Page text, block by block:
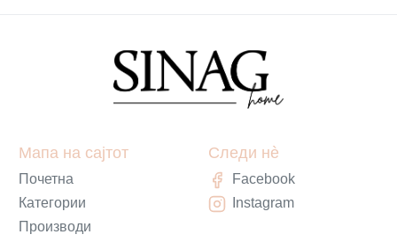
Мапа на сајтот
Почетна
Категории
Производи
Следи нè
Facebook
Instagram